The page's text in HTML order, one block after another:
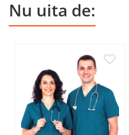
Nu uita de: